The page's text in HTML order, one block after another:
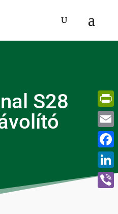
S28
Email